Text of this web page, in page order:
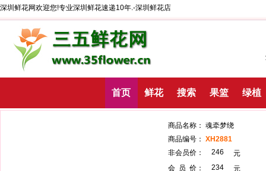
深圳鲜花网欢迎您!专业深圳鲜花速递10年.-深圳鲜花店
首页 鲜花 搜索 果篮 绿植
商品名称： 魂牵
商品编号： XH2881
非会员价：
246
会 员 价：
234